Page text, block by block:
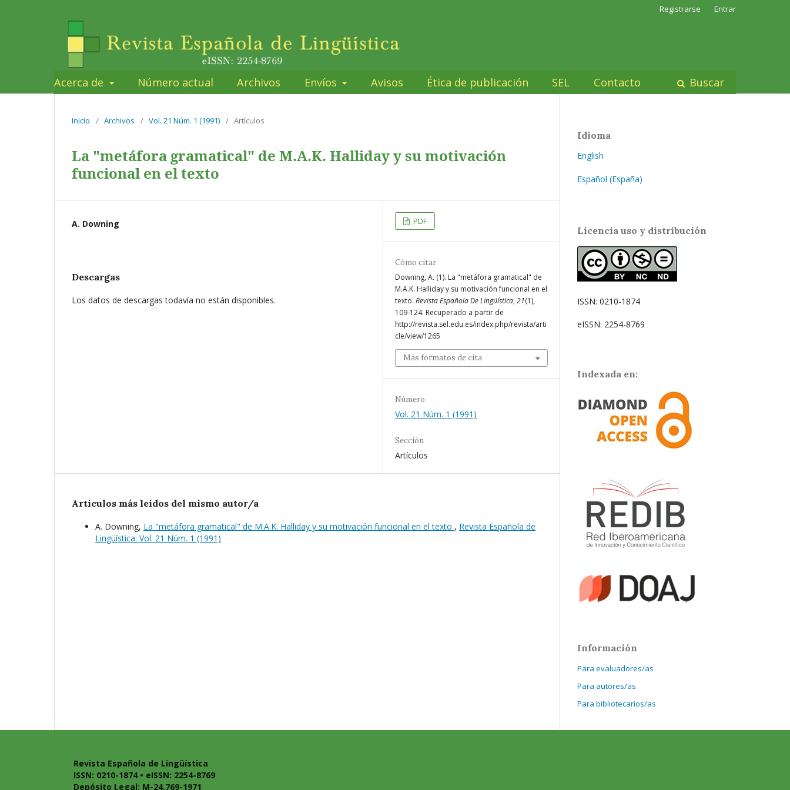
Acerca de Número actual Archivos Envíos Avisos Ética de publicación SEL Contacto Buscar
Registrarse Entrar
Inicio / Archivos / Vol. 21 Núm. 1 (1991) / Artículos
La "metáfora gramatical" de M.A.K. Halliday y su motivación
funcional en el texto
A. Downing
Descargas
Los datos de descargas todavía no están disponibles.
PDF
Cómo citar
Downing, A. (1). La "metáfora gramatical" de
M.A.K. Halliday y su motivación funcional en el
texto. Revista Española De Lingüística, 21(1),
109-124. Recuperado a partir de
http://revista.sel.edu.es/index.php/revista/arti
cle/view/1265
Más formatos de cita
Número
Vol. 21 Núm. 1 (1991)
Sección
Artículos
Artículos más leídos del mismo autor/a
A. Downing, La "metáfora gramatical" de M.A.K. Halliday y su motivación funcional en el texto , Revista Española de
Lingüística: Vol. 21 Núm. 1 (1991)
Idioma
English
Español (España)
Licencia uso y distribución
ISSN: 0210-1874
eISSN: 2254-8769
Indexada en:
Información
Para evaluadores/as
Para autores/as
Para bibliotecarios/as
Revista Española de Lingüística
ISSN: 0210-1874 • eISSN: 2254-8769
Depósito Legal: M-24.769-1971